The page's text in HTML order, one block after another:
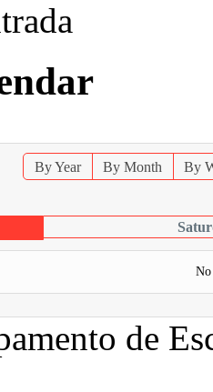
By Year By Month By
No
de